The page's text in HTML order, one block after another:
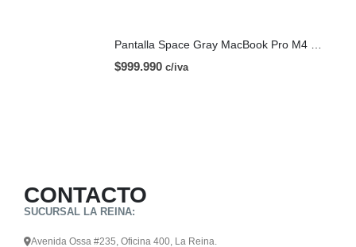
$999.990 c/iva
CONTACTO
SUCURSAL LA REINA:
Avenida Ossa #235, Oficina 400, La Reina.